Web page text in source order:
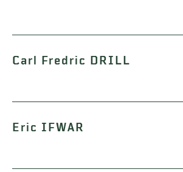
Carl Fredric DRILL
Eric IFWAR